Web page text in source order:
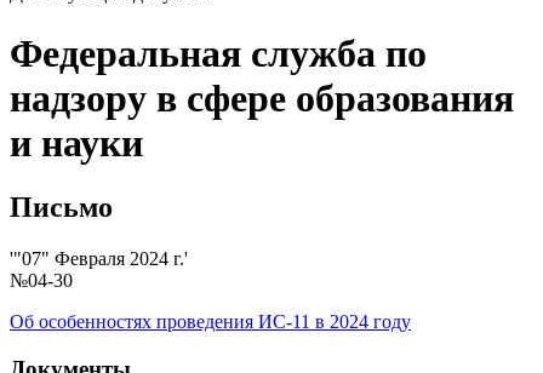
Федеральная служба по
надзору в сфере образования
и науки
Письмо
'"07" Февраля 2024 г.'
№04-30
Об особенностях проведения ИС-11 в 2024 году